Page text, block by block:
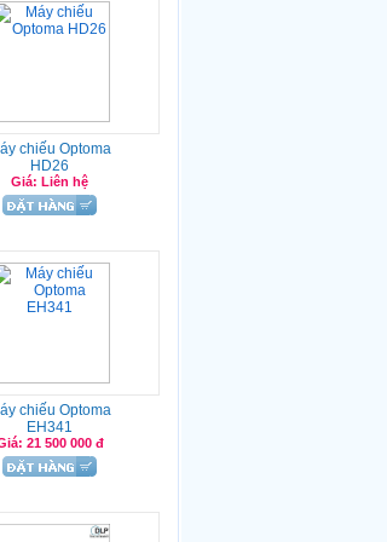
chiếu Optoma
HD26
Giá: Liên hệ
chiếu Optoma
EH341
21 500 000 đ